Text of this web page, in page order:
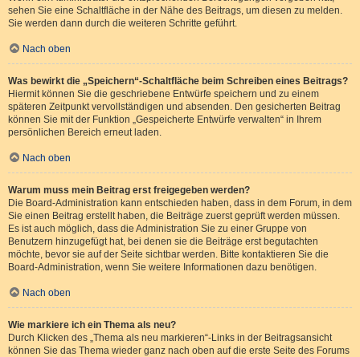
sehen Sie eine Schaltfläche in der Nähe des Beitrags, um diesen zu melden.
Sie werden dann durch die weiteren Schritte geführt.
Nach oben
Was bewirkt die „Speichern“-Schaltfläche beim Schreiben eines Beitrags?
Hiermit können Sie die geschriebene Entwürfe speichern und zu einem
späteren Zeitpunkt vervollständigen und absenden. Den gesicherten Beitrag
können Sie mit der Funktion „Gespeicherte Entwürfe verwalten“ in Ihrem
persönlichen Bereich erneut laden.
Nach oben
Warum muss mein Beitrag erst freigegeben werden?
Die Board-Administration kann entschieden haben, dass in dem Forum, in dem
Sie einen Beitrag erstellt haben, die Beiträge zuerst geprüft werden müssen.
Es ist auch möglich, dass die Administration Sie zu einer Gruppe von
Benutzern hinzugefügt hat, bei denen sie die Beiträge erst begutachten
möchte, bevor sie auf der Seite sichtbar werden. Bitte kontaktieren Sie die
Board-Administration, wenn Sie weitere Informationen dazu benötigen.
Nach oben
Wie markiere ich ein Thema als neu?
Durch Klicken des „Thema als neu markieren“-Links in der Beitragsansicht
können Sie das Thema wieder ganz nach oben auf die erste Seite des Forums